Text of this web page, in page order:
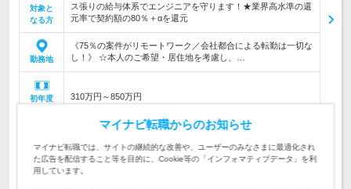
対象と
なる方
ス張りの給与体系でエンジニアを守ります！★業界高水準の還
元率で契約額の80％＋αを還元
勤務地
《75％の案件がリモートワーク／会社都合による転勤は一切な
し！》 ☆本人のご希望・居住地を考慮し、…
初年度
310万円～850万円
給与
加給・優遇 【試用期間中の給与】 試用期間3…
マイナビ転職からのお知らせ
マイナビ転職では、サイトの継続的な改善や、ユーザーのみなさまに最適化され
た広告を配信すること等を目的に、Cookie等の「インフォマティブデータ」を利
用しています。